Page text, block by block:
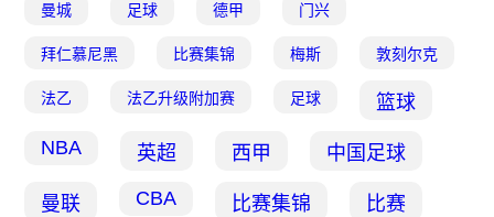
曼城 足球 德甲 门兴
拜仁慕尼黑 比赛集锦 梅斯 敦刻尔克
法乙 法乙升级附加赛 足球 篮球
NBA 英超 西甲 中国足球
曼联 CBA 比赛集锦 比赛